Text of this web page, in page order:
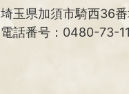
埼玉県加須市騎西36番
電話番号：0480-73-